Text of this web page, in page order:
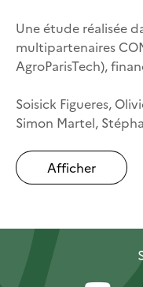
Une étude réalisée
multipartenaires
AgroParisTech),
Soisick Figueres,
Simon Martel,
Afficher